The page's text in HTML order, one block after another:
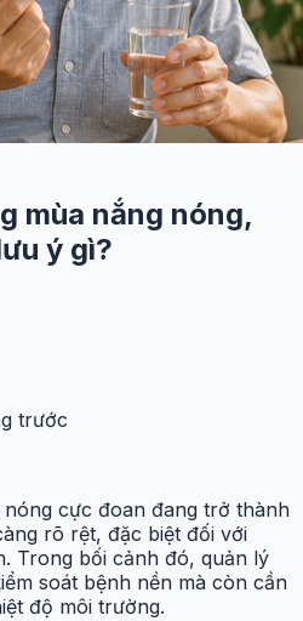
mùa nắng nóng,
ý gì?
trước
nóng cực đoan đang trở thành
rõ rệt, đặc biệt đối với
Trong bối cảnh đó, quản lý
soát bệnh nền mà còn cần
độ môi trường.